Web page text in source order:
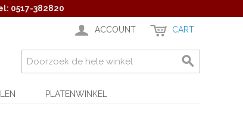
0517-382820
ACCOUNT CART
PLATENWINKEL